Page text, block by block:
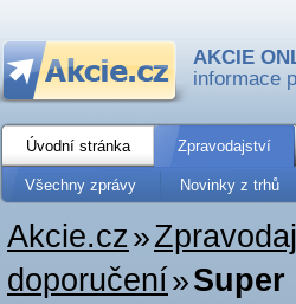
AKCIE
informace
Úvodní stránka Zpravodajství
Všechny zprávy Novinky z trhů
Akcie.cz»
doporučení»